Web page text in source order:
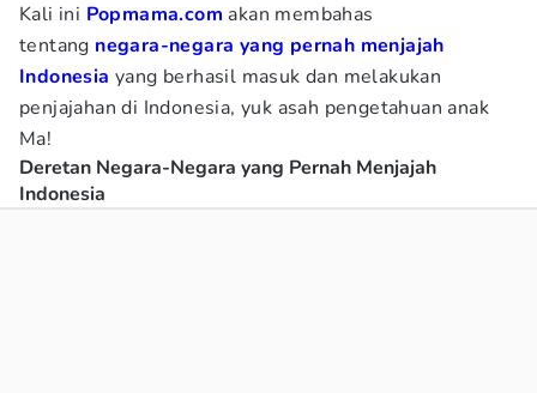
Kali ini Popmama.com akan membahas
tentang negara-negara yang pernah menjajah
Indonesia yang berhasil masuk dan melakukan
penjajahan di Indonesia, yuk asah pengetahuan anak
Ma!
Deretan Negara-Negara yang Pernah Menjajah
Indonesia